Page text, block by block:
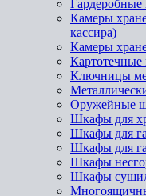
Камеры
кассира)
Камеры
Ключницы
Оружейные
Шкафы для
Шкафы для
Шкафы для
Шкафы
Шкафы